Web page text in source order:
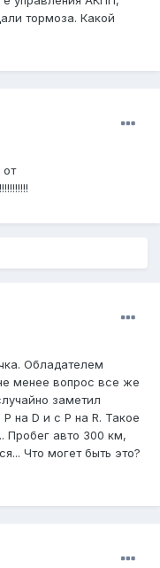
тормоза. Какой
от
Обладателем
менее вопрос все же
заметил
на D и с P на R. Такое
Пробег авто 300 км,
Что могет быть это?